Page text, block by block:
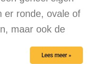
er ronde, ovale of
maar ook de
Lees meer »